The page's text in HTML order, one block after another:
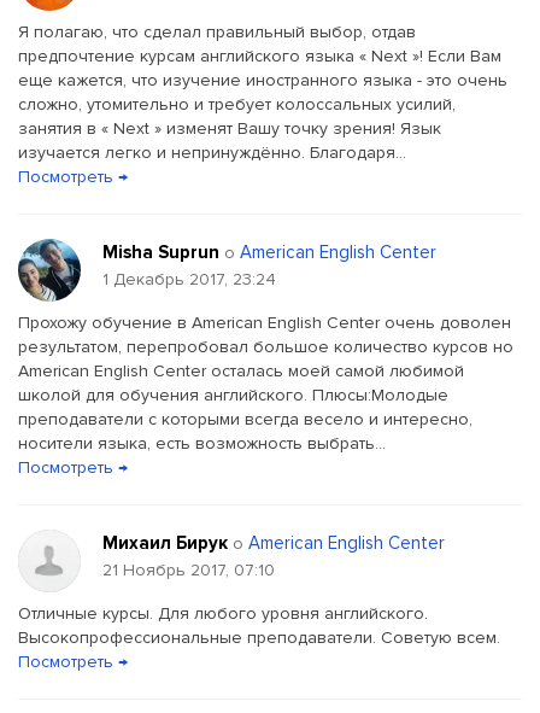
Я полагаю, что сделал правильный выбор, отдав
предпочтение курсам английского языка « Next »! Если Вам
еще кажется, что изучение иностранного языка - это очень
сложно, утомительно и требует колоссальных усилий,
занятия в « Next » изменят Вашу точку зрения! Язык
изучается легко и непринуждённо. Благодаря...
Посмотреть →
Misha Suprun о American English Center
1 Декабрь 2017, 23:24
Прохожу обучение в American English Center очень доволен
результатом, перепробовал большое количество курсов но
American English Center осталась моей самой любимой
школой для обучения английского. Плюсы:Молодые
преподаватели с которыми всегда весело и интересно,
носители языка, есть возможность выбрать...
Посмотреть →
Михаил Бирук о American English Center
21 Ноябрь 2017, 07:10
Отличные курсы. Для любого уровня английского.
Высокопрофессиональные преподаватели. Советую всем.
Посмотреть →